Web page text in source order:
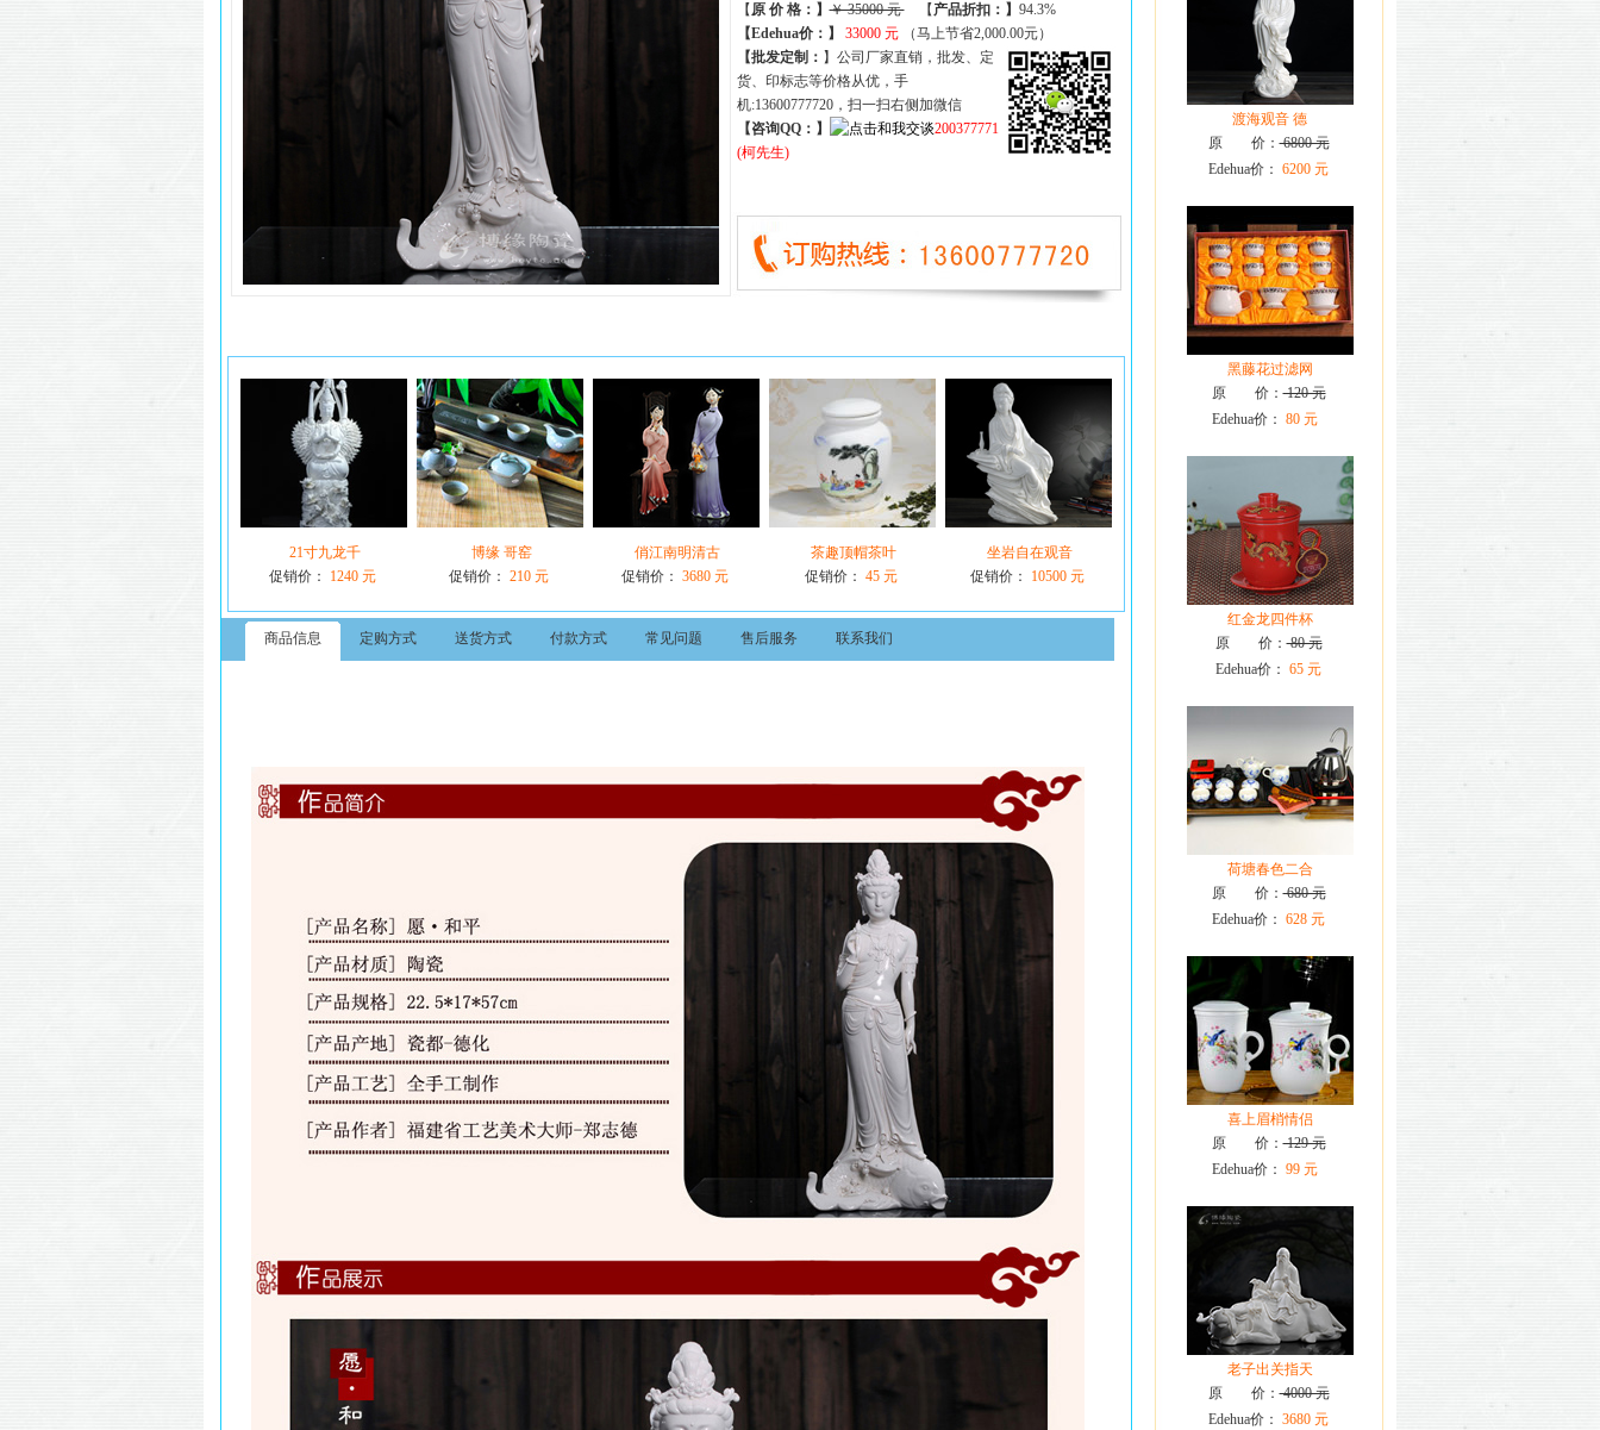
【 原 价 格： 】￥ 35000 元【 产品折扣： 】 94.3%
【Edehua价：】
33000 元
（马上节省2,000.00元）
【批发定制： 】公司厂家直销，批发、定
货、印标志等价格从优，手
机:13600777720，扫一扫右侧加微信
【咨询QQ：】
200377771
(柯先生)
21寸九龙千
促销价：
1240 元
博缘 哥窑
促销价： 210 元
俏江南明清古
促销价： 3680 元
茶趣顶帽茶叶
促销价： 45 元
坐岩自在观音
促销价：
10500 元
商品信息 定购方式 送货方式 付款方式 常见问题 售后服务 联系我们
渡海观音 德
原 价：6800 元
Edehua价： 6200 元
黑藤花过滤网
原 价：120 元
Edehua价： 80 元
红金龙四件杯
原 价：80 元
Edehua价： 65 元
荷塘春色二合
原 价：680 元
Edehua价： 628 元
喜上眉梢情侣
原 价：129 元
Edehua价： 99 元
老子出关指天
原 价：4000 元
Edehua价： 3680 元